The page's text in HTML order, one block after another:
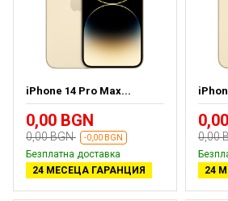
iPhone 14 Pro Max...
0,00 BGN
0,00 BGN -0,00 BGN
Безплатна доставка
24 МЕСЕЦА ГАРАНЦИЯ
0,00
24